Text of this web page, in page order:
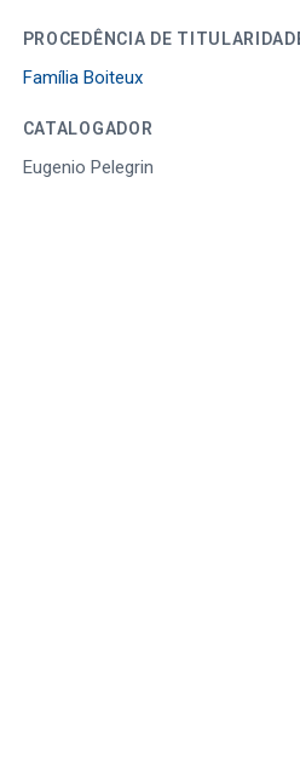
PROCEDÊNCIA DE
Família Boiteux
CATALOGADOR
Eugenio Pelegrin